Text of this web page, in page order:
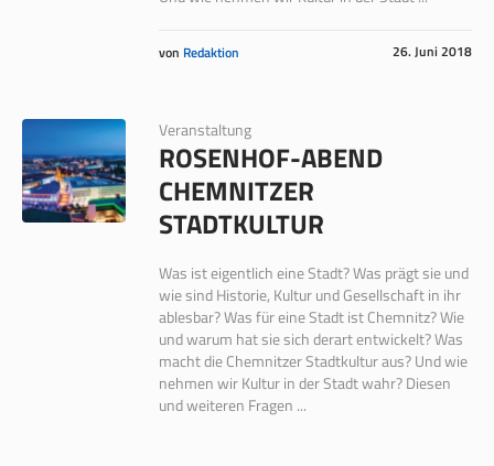
26. Juni 2018
von Redaktion
Veranstaltung
ROSENHOF-ABEND
CHEMNITZER
STADTKULTUR
Was ist eigentlich eine Stadt? Was prägt sie und
wie sind Historie, Kultur und Gesellschaft in ihr
ablesbar? Was für eine Stadt ist Chemnitz? Wie
und warum hat sie sich derart entwickelt? Was
macht die Chemnitzer Stadtkultur aus? Und wie
nehmen wir Kultur in der Stadt wahr? Diesen
und weiteren Fragen ...